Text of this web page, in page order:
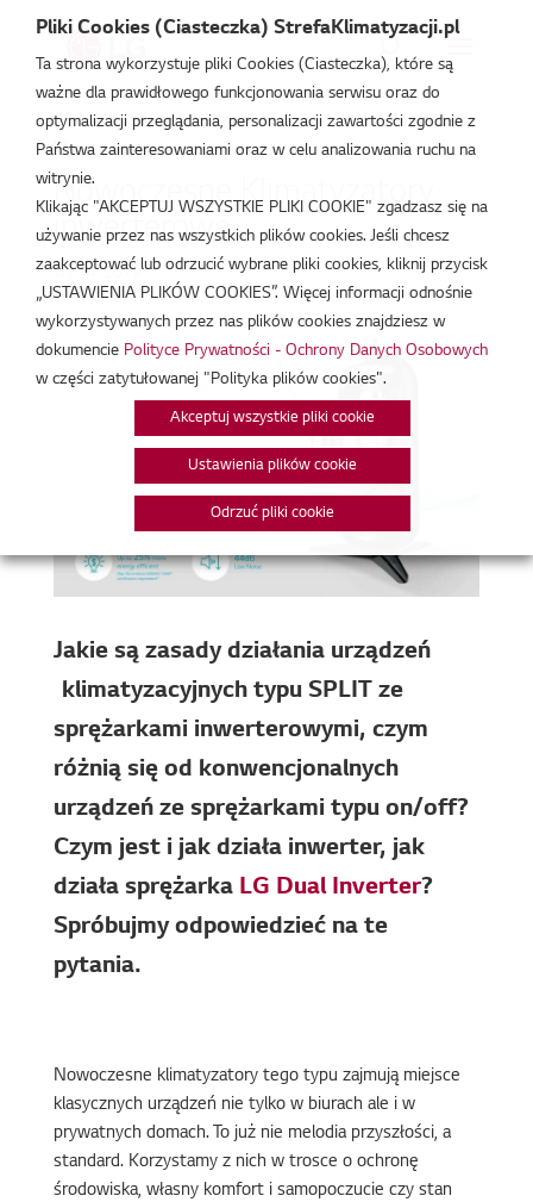
Strefa Klimatyzacji/Baza Wiedzy/Artykuły/Nowoczesne
Klimatyzatory inwerterowe
Nowoczesne Klimatyzatory
inwerterowe
sty 14, 2019
Jakie są zasady działania urządzeń
klimatyzacyjnych typu SPLIT ze
sprężarkami inwerterowymi, czym
różnią się od konwencjonalnych
urządzeń ze sprężarkami typu on/off?
Czym jest i jak działa inwerter, jak
działa sprężarka LG Dual Inverter?
Spróbujmy odpowiedzieć na te
pytania.
Nowoczesne klimatyzatory tego typu zajmują miejsce
klasycznych urządzeń nie tylko w biurach ale i w
prywatnych domach. To już nie melodia przyszłości, a
standard. Korzystamy z nich w trosce o ochronę
środowiska, własny komfort i samopoczucie czy stan
Pliki Cookies (Ciasteczka) StrefaKlimatyzacji.pl
Ta strona wykorzystuje pliki Cookies (Ciasteczka), które są
ważne dla prawidłowego funkcjonowania serwisu oraz do
optymalizacji przeglądania, personalizacji zawartości zgodnie z
Państwa zainteresowaniami oraz w celu analizowania ruchu na
witrynie.
Klikając "AKCEPTUJ WSZYSTKIE PLIKI COOKIE" zgadzasz się na
używanie przez nas wszystkich plików cookies. Jeśli chcesz
zaakceptować lub odrzucić wybrane pliki cookies, kliknij przycisk
„USTAWIENIA PLIKÓW COOKIES”. Więcej informacji odnośnie
wykorzystywanych przez nas plików cookies znajdziesz w
dokumencie Polityce Prywatności - Ochrony Danych Osobowych
w części zatytułowanej "Polityka plików cookies".
Akceptuj wszystkie pliki cookie
Ustawienia plików cookie
Odrzuć pliki cookie